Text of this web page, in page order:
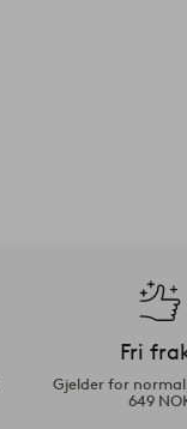
Fri
Gjelder for
649